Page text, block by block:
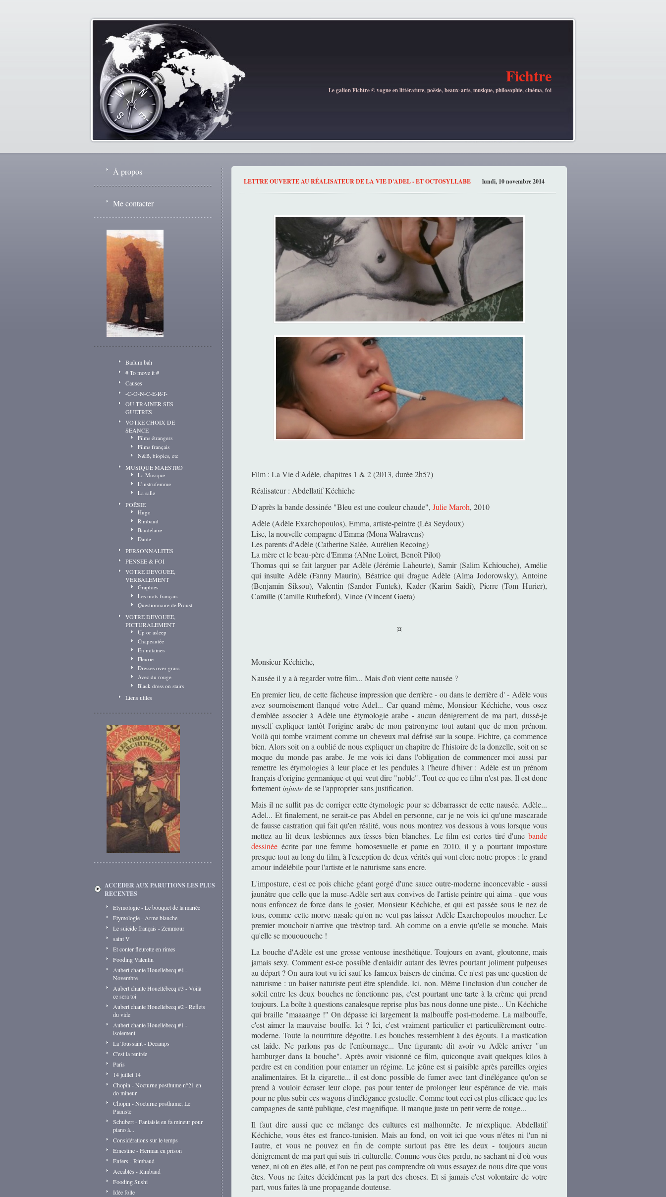
Fichtre
Le galion Fichtre © vogue en littérature, poësie, beaux-arts, musique, philosophie, cinéma, foi
À propos
Me contacter
Badum bah
# To move it #
Causes
-C-O-N-C-E-R-T-
OU TRAINER SES
GUETRES
VOTRE CHOIX DE
SEANCE
Films étrangers
Films français
N&B, biopics, etc
MUSIQUE MAESTRO
La Musique
L'instrufemme
La salle
POËSIE
Hugo
Rimbaud
Baudelaire
Dante
PERSONNALITES
PENSEE & FOI
VOTRE DEVOUEE,
VERBALEMENT
Graphies
Les mots français
Questionnaire de Proust
VOTRE DEVOUEE,
PICTURALEMENT
Up or asleep
Chapeautée
En mitaines
Fleurie
Dresses over grass
Avec du rouge
Black dress on stairs
Liens utiles
ACCEDER AUX PARUTIONS LES PLUS
RECENTES
Etymologie - Le bouquet de la mariée
Etymologie - Arme blanche
Le suicide français - Zemmour
saint V
Et conter fleurette en rimes
Fooding Valentin
Aubert chante Houellebecq #4 -
Novembre
Aubert chante Houellebecq #3 - Voilà
ce sera toi
Aubert chante Houellebecq #2 - Reflets
du vide
Aubert chante Houellebecq #1 -
isolement
La Toussaint - Decamps
C'est la rentrée
Paris
14 juillet 14
Chopin - Nocturne posthume n°21 en
do mineur
Chopin - Nocturne posthume, Le
Pianiste
Schubert - Fantaisie en fa mineur pour
piano à...
Considérations sur le temps
Ernestine - Herman en prison
Enfers - Rimbaud
Accablés - Rimbaud
Fooding Sushi
Idée folle
lundi, 10 novembre 2014
LETTRE OUVERTE AU RÉALISATEUR DE LA VIE D'ADEL - ET OCTOSYLLABE
Film : La Vie d'Adèle, chapitres 1 & 2 (2013, durée 2h57)
Réalisateur : Abdellatif Kéchiche
D'après la bande dessinée "Bleu est une couleur chaude", Julie Maroh, 2010
Adèle (Adèle Exarchopoulos), Emma, artiste-peintre (Léa Seydoux)
Lise, la nouvelle compagne d'Emma (Mona Walravens)
Les parents d'Adèle (Catherine Salée, Aurélien Recoing)
La mère et le beau-père d'Emma (ANne Loiret, Benoît Pilot)
Thomas qui se fait larguer par Adèle (Jérémie Laheurte), Samir (Salim Kchiouche), Amélie
qui insulte Adèle (Fanny Maurin), Béatrice qui drague Adèle (Alma Jodorowsky), Antoine
(Benjamin Siksou), Valentin (Sandor Funtek), Kader (Karim Saidi), Pierre (Tom Hurier),
Camille (Camille Rutheford), Vince (Vincent Gaeta)
¤
Monsieur Kéchiche,
Nausée il y a à regarder votre film... Mais d'où vient cette nausée ?
En premier lieu, de cette fâcheuse impression que derrière - ou dans le derrière d' - Adèle vous
avez sournoisement flanqué votre Adel... Car quand même, Monsieur Kéchiche, vous osez
d'emblée associer à Adèle une étymologie arabe - aucun dénigrement de ma part, dussé-je
myself expliquer tantôt l'origine arabe de mon patronyme tout autant que de mon prénom.
Voilà qui tombe vraiment comme un cheveux mal défrisé sur la soupe. Fichtre, ça commence
bien. Alors soit on a oublié de nous expliquer un chapitre de l'histoire de la donzelle, soit on se
moque du monde pas arabe. Je me vois ici dans l'obligation de commencer moi aussi par
remettre les étymologies à leur place et les pendules à l'heure d'hiver : Adèle est un prénom
français d'origine germanique et qui veut dire "noble". Tout ce que ce film n'est pas. Il est donc
fortement injustede se l'approprier sans justification.
Mais il ne suffit pas de corriger cette étymologie pour se débarrasser de cette nausée. Adèle...
Adel... Et finalement, ne serait-ce pas Abdel en personne, car je ne vois ici qu'une mascarade
de fausse castration qui fait qu'en réalité, vous nous montrez vos dessous à vous lorsque vous
mettez au lit deux lesbiennes aux fesses bien blanches. Le film est certes tiré d'une bande
dessinée écrite par une femme homosexuelle et parue en 2010, il y a pourtant imposture
presque tout au long du film, à l'exception de deux vérités qui vont clore notre propos : le grand
amour indélébile pour l'artiste et le naturisme sans encre.
L'imposture, c'est ce pois chiche géant gorgé d'une sauce outre-moderne inconcevable - aussi
jaunâtre que celle que la muse-Adèle sert aux convives de l'artiste peintre qui aima - que vous
nous enfoncez de force dans le gosier, Monsieur Kéchiche, et qui est passée sous le nez de
tous, comme cette morve nasale qu'on ne veut pas laisser Adèle Exarchopoulos moucher. Le
premier mouchoir n'arrive que très/trop tard. Ah comme on a envie qu'elle se mouche. Mais
qu'elle se mouououche !
La bouche d'Adèle est une grosse ventouse inesthétique. Toujours en avant, gloutonne, mais
jamais sexy. Comment est-ce possible d'enlaidir autant des lèvres pourtant joliment pulpeuses
au départ ? On aura tout vu ici sauf les fameux baisers de cinéma. Ce n'est pas une question de
naturisme : un baiser naturiste peut être splendide. Ici, non. Même l'inclusion d'un coucher de
soleil entre les deux bouches ne fonctionne pas, c'est pourtant une tarte à la crème qui prend
toujours. La boîte à questions canalesque reprise plus bas nous donne une piste... Un Kéchiche
qui braille "maaaange !" On dépasse ici largement la malbouffe post-moderne. La malbouffe,
c'est aimer la mauvaise bouffe. Ici ? Ici, c'est vraiment particulier et particulièrement outre-
moderne. Toute la nourriture dégoûte. Les bouches ressemblent à des égouts. La mastication
est laide. Ne parlons pas de l'enfournage... Une figurante dit avoir vu Adèle arriver "un
hamburger dans la bouche". Après avoir visionné ce film, quiconque avait quelques kilos à
perdre est en condition pour entamer un régime. Le jeûne est si paisible après pareilles orgies
analimentaires. Et la cigarette... il est donc possible de fumer avec tant d'inélégance qu'on se
prend à vouloir écraser leur clope, pas pour tenter de prolonger leur espérance de vie, mais
pour ne plus subir ces wagons d'inélégance gestuelle. Comme tout ceci est plus efficace que les
campagnes de santé publique, c'est magnifique. Il manque juste un petit verre de rouge...
Il faut dire aussi que ce mélange des cultures est malhonnête. Je m'explique. Abdellatif
Kéchiche, vous êtes est franco-tunisien. Mais au fond, on voit ici que vous n'êtes ni l'un ni
l'autre, et vous ne pouvez en fin de compte surtout pas être les deux - toujours aucun
dénigrement de ma part qui suis tri-culturelle. Comme vous êtes perdu, ne sachant ni d'où vous
venez, ni où en êtes allé, et l'on ne peut pas comprendre où vous essayez de nous dire que vous
êtes. Vous ne faites décidément pas la part des choses. Et si jamais c'est volontaire de votre
part, vous faites là une propagande douteuse.